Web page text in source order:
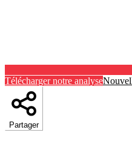
Télécharger notre analyse
Partager